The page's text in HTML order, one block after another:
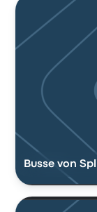
Busse von